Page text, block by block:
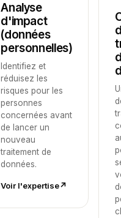
Analyse
d'impact
(données
personnelles)
Identifiez et
réduisez les
risques pour les
personnes
concernées avant
de lancer un
nouveau
traitement de
données.
Voir l'expertise↗︎